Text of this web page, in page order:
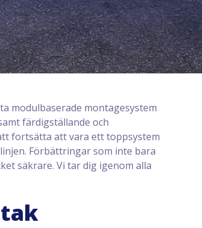
modulbaserade montagesystem
färdigställande och
fortsätta att vara ett toppsystem
Förbättringar som inte bara
säkrare. Vi tar dig igenom alla